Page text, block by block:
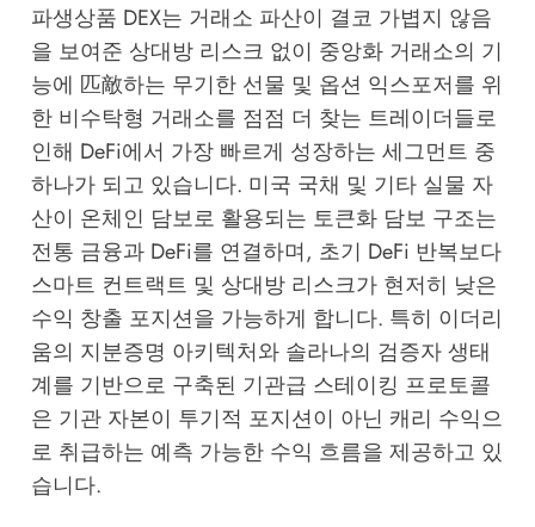
파생상품 DEX는 거래소 파산이 결코 가볍지 않음
을 보여준 상대방 리스크 없이 중앙화 거래소의 기
능에 匹敵하는 무기한 선물 및 옵션 익스포저를 위
한 비수탁형 거래소를 점점 더 찾는 트레이더들로
인해 DeFi에서 가장 빠르게 성장하는 세그먼트 중
하나가 되고 있습니다. 미국 국채 및 기타 실물 자
산이 온체인 담보로 활용되는 토큰화 담보 구조는
전통 금융과 DeFi를 연결하며, 초기 DeFi 반복보다
스마트 컨트랙트 및 상대방 리스크가 현저히 낮은
수익 창출 포지션을 가능하게 합니다. 특히 이더리
움의 지분증명 아키텍처와 솔라나의 검증자 생태
계를 기반으로 구축된 기관급 스테이킹 프로토콜
은 기관 자본이 투기적 포지션이 아닌 캐리 수익으
로 취급하는 예측 가능한 수익 흐름을 제공하고 있
습니다.